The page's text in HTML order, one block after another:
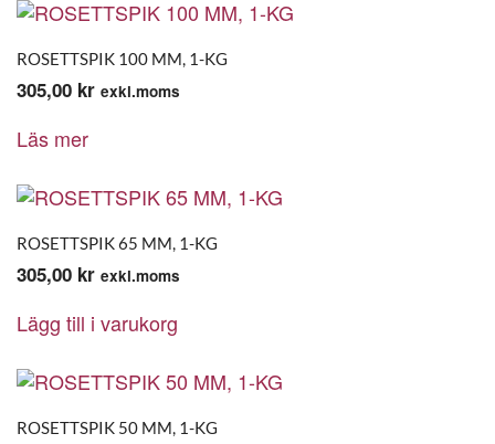
ROSETTSPIK 100 MM, 1-KG
305,00 kr exkl.moms
Läs mer
ROSETTSPIK 65 MM, 1-KG
305,00 kr exkl.moms
Lägg till i varukorg
ROSETTSPIK 50 MM, 1-KG